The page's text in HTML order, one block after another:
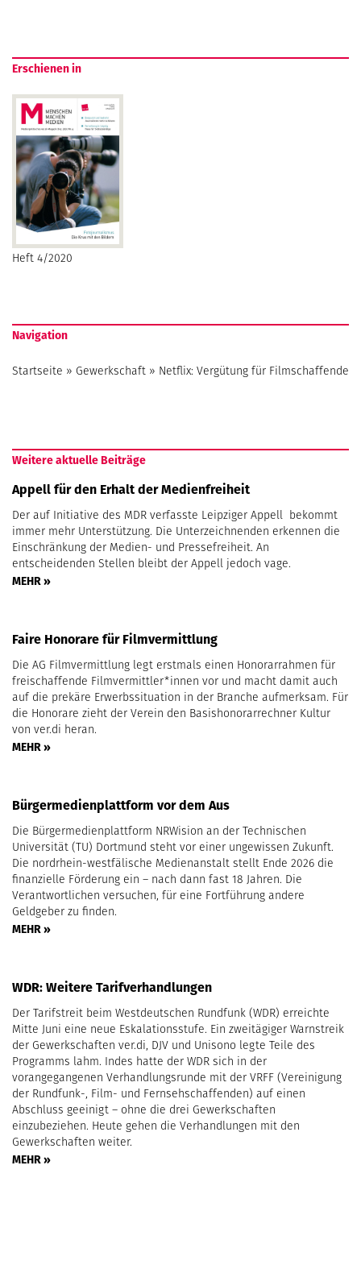
Erschienen in
Heft 4/2020
Navigation
Startseite » Gewerkschaft » Netflix: Vergütung für Filmschaffende
Weitere aktuelle Beiträge
Appell für den Erhalt der Medienfreiheit
Der auf Initiative des MDR verfasste Leipziger Appell bekommt
immer mehr Unterstützung. Die Unterzeichnenden erkennen die
Einschränkung der Medien- und Pressefreiheit. An
entscheidenden Stellen bleibt der Appell jedoch vage.
MEHR »
Faire Honorare für Filmvermittlung
Die AG Filmvermittlung legt erstmals einen Honorarrahmen für
freischaffende Filmvermittler*innen vor und macht damit auch
auf die prekäre Erwerbssituation in der Branche aufmerksam. Für
die Honorare zieht der Verein den Basishonorarrechner Kultur
von ver.di heran.
MEHR »
Bürgermedienplattform vor dem Aus
Die Bürgermedienplattform NRWision an der Technischen
Universität (TU) Dortmund steht vor einer ungewissen Zukunft.
Die nordrhein-westfälische Medienanstalt stellt Ende 2026 die
finanzielle Förderung ein – nach dann fast 18 Jahren. Die
Verantwortlichen versuchen, für eine Fortführung andere
Geldgeber zu finden.
MEHR »
WDR: Weitere Tarifverhandlungen
Der Tarifstreit beim Westdeutschen Rundfunk (WDR) erreichte
Mitte Juni eine neue Eskalationsstufe. Ein zweitägiger Warnstreik
der Gewerkschaften ver.di, DJV und Unisono legte Teile des
Programms lahm. Indes hatte der WDR sich in der
vorangegangenen Verhandlungsrunde mit der VRFF (Vereinigung
der Rundfunk-, Film- und Fernsehschaffenden) auf einen
Abschluss geeinigt – ohne die drei Gewerkschaften
einzubeziehen. Heute gehen die Verhandlungen mit den
Gewerkschaften weiter.
MEHR »